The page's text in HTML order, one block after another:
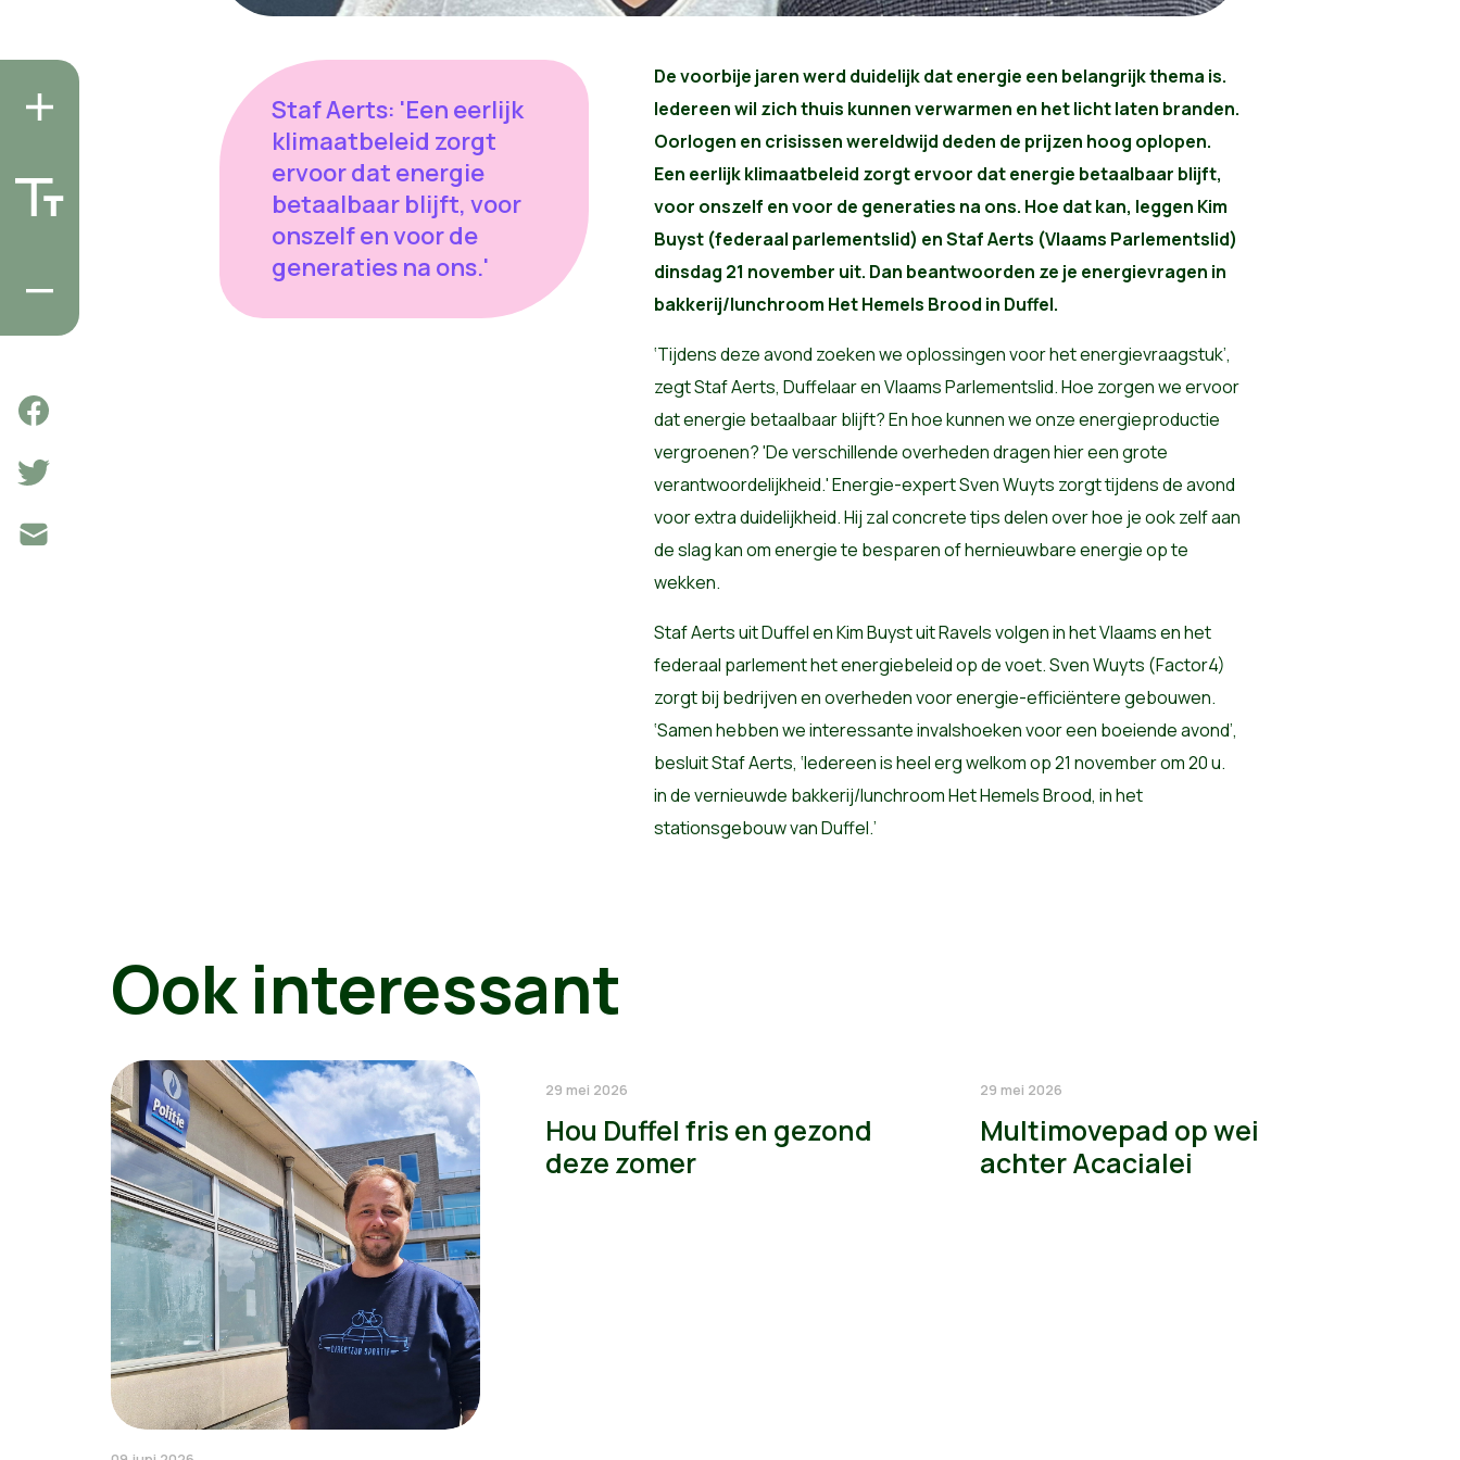
Staf Aerts: 'Een eerlijk
klimaatbeleid zorgt
ervoor dat energie
betaalbaar blijft, voor
onszelf en voor de
generaties na ons.'
De voorbije jaren werd duidelijk dat energie een belangrijk thema is.
Iedereen wil zich thuis kunnen verwarmen en het licht laten branden.
Oorlogen en crisissen wereldwijd deden de prijzen hoog oplopen.
Een eerlijk klimaatbeleid zorgt ervoor dat energie betaalbaar blijft,
voor onszelf en voor de generaties na ons. Hoe dat kan, leggen Kim
Buyst (federaal parlementslid) en Staf Aerts (Vlaams Parlementslid)
dinsdag 21 november uit. Dan beantwoorden ze je energievragen in
bakkerij/lunchroom Het Hemels Brood in Duffel.
‘Tijdens deze avond zoeken we oplossingen voor het energievraagstuk’,
zegt Staf Aerts, Duffelaar en Vlaams Parlementslid. Hoe zorgen we ervoor
dat energie betaalbaar blijft? En hoe kunnen we onze energieproductie
vergroenen? 'De verschillende overheden dragen hier een grote
verantwoordelijkheid.' Energie-expert Sven Wuyts zorgt tijdens de avond
voor extra duidelijkheid. Hij zal concrete tips delen over hoe je ook zelf aan
de slag kan om energie te besparen of hernieuwbare energie op te
wekken.
Staf Aerts uit Duffel en Kim Buyst uit Ravels volgen in het Vlaams en het
federaal parlement het energiebeleid op de voet. Sven Wuyts (Factor4)
zorgt bij bedrijven en overheden voor energie-efficiëntere gebouwen.
‘Samen hebben we interessante invalshoeken voor een boeiende avond’,
besluit Staf Aerts, ‘Iedereen is heel erg welkom op 21 november om 20 u.
in de vernieuwde bakkerij/lunchroom Het Hemels Brood, in het
stationsgebouw van Duffel.’
Ook interessant
29 mei 2026
Hou Duffel fris en gezond
deze zomer
29 mei 2026
Multimovepad op wei
achter Acacialei